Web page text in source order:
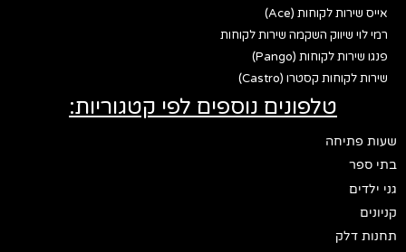
אייס שירות לקוחות (Ace)
רמי לוי שיווק השקמה שירות לקוחות
פנגו שירות לקוחות (Pango)
שירות לקוחות קסטרו (Castro)
טלפונים נוספים לפי קטגוריות:
שעות פתיחה
בתי ספר
גני ילדים
קניונים
תחנות דלק